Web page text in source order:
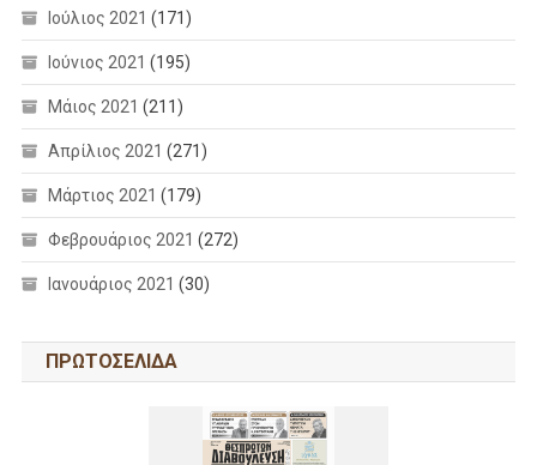
Ιούλιος 2021 (171)
Ιούνιος 2021 (195)
Μάιος 2021 (211)
Απρίλιος 2021 (271)
Μάρτιος 2021 (179)
Φεβρουάριος 2021 (272)
Ιανουάριος 2021 (30)
ΠΡΩΤΟΣΕΛΙΔΑ